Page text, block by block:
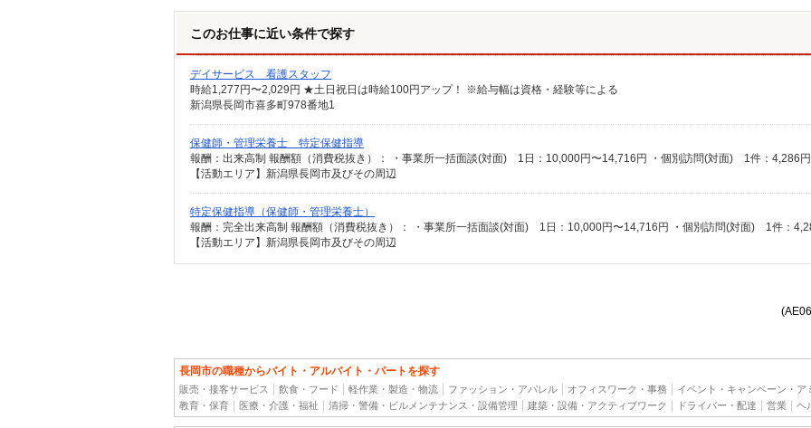
このお仕事に近い条件で探す
デイサービス 看護スタッフ
時給1,277円〜2,029円 ★土日祝日は時給100円アップ！ ※給与幅は資格・経験等による
新潟県長岡市喜多町978番地1
保健師・管理栄養士 特定保健指導
【活動エリア】新潟県長岡市及びその周辺
特定保健指導（保健師・管理栄養士）
【活動エリア】新潟県長岡市及びその周辺
長岡市の職種からバイト・アルバイト・パートを探す
販売・接客サービス 飲食・フード 軽作業・製造・物流 ファッション・アパレル オフィスワーク・事務 イベント・キャンペーン・ア
教育・保育
医療・介護・福祉 清掃・警備・ビルメンテナンス・設備管理 建築・設備・アクティブワーク ドライバー・配達 営業 ヘ